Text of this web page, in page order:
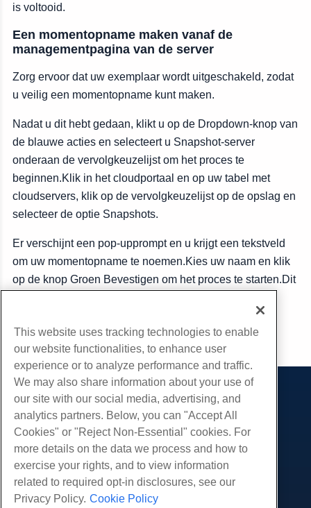
is voltooid.
Een momentopname maken vanaf de
managementpagina van de server
Zorg ervoor dat uw exemplaar wordt uitgeschakeld, zodat
u veilig een momentopname kunt maken.
Nadat u dit hebt gedaan, klikt u op de Dropdown-knop van
de blauwe acties en selecteert u Snapshot-server
onderaan de vervolgkeuzelijst om het proces te
beginnen.Klik in het cloudportaal en op uw tabel met
cloudservers, klik op de vervolgkeuzelijst op de opslag en
selecteer de optie Snapshots.
Er verschijnt een pop-upprompt en u krijgt een tekstveld
om uw momentopname te noemen.Kies uw naam en klik
op de knop Groen Bevestigen om het proces te starten.Dit
Kopiëren URL
Producten
Web hosting
Zakelijke hosting
White Label-wederverkoper
Beheerde Linux VPS
Diensten
Website-migraties
Gemeenschap
Productdocumentatie
Tutorials
Bedrijf
Over ons
This website uses tracking technologies to enable
our website functionalities, to enhance user
experience or to analyze performance and traffic.
We may also share information about your use of
our site with our social media, advertising, and
analytics partners. Below, you can "Accept All
Cookies" or "Reject Non-Essential" cookies. For
more details on the data we process and how to
exercise your rights, and to view information
related to required opt-in disclosures, see our
Privacy Policy. Cookie Policy